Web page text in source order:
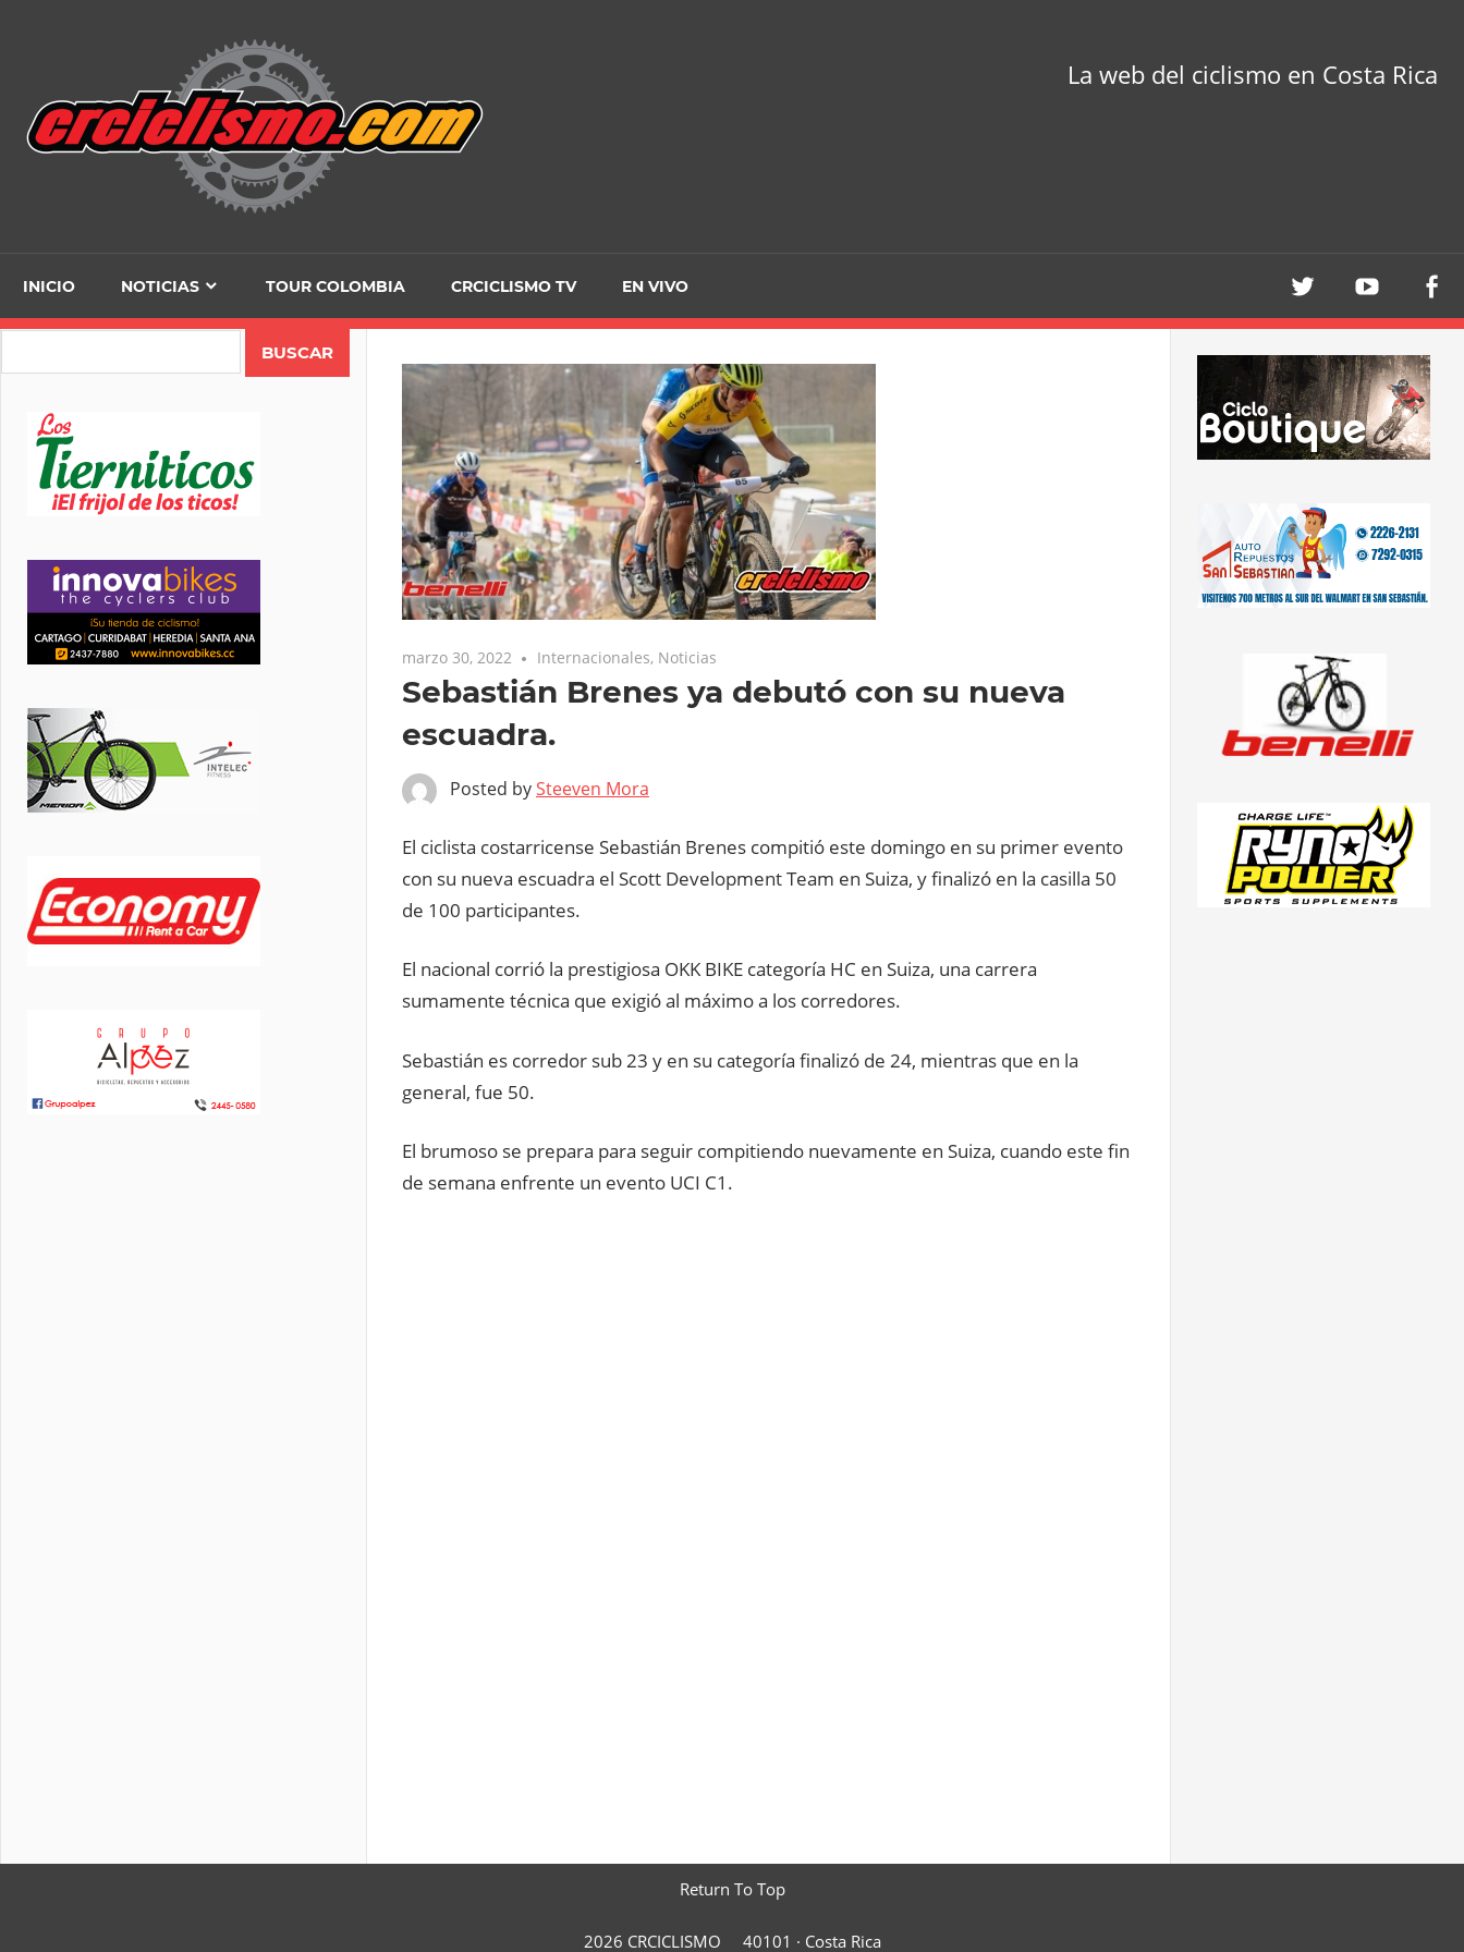
La web del ciclismo en Costa Rica
INICIO NOTICIAS TOUR COLOMBIA CRCICLISMO TV EN VIVO
marzo 30, 2022 Internacionales, Noticias
Sebastián Brenes ya debutó con su nueva
escuadra.
Posted bySteeven Mora
El ciclista costarricense Sebastián Brenes compitió este domingo en su primer evento
con su nueva escuadra el Scott Development Team en Suiza, y finalizó en la casilla 50
de 100 participantes.
El nacional corrió la prestigiosa OKK BIKE categoría HC en Suiza, una carrera
sumamente técnica que exigió al máximo a los corredores.
Sebastián es corredor sub 23 y en su categoría finalizó de 24, mientras que en la
general, fue 50.
El brumoso se prepara para seguir compitiendo nuevamente en Suiza, cuando este fin
de semana enfrente un evento UCI C1.
Return To Top
2026 CRCICLISMO 40101 · Costa Rica